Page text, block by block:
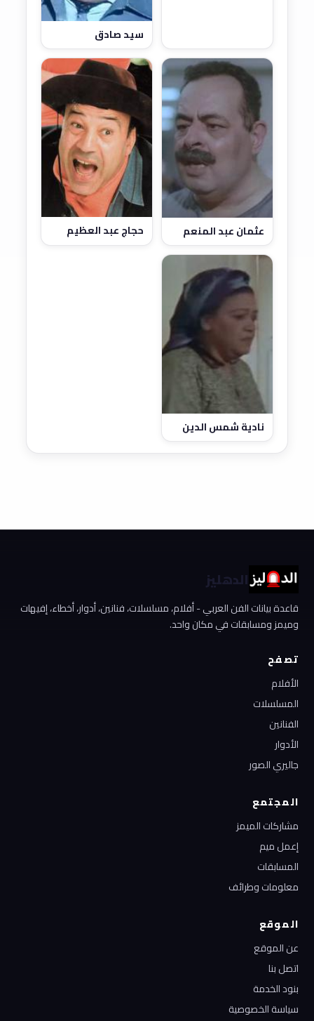
سيد صادق
عثمان عبد المنعم حجاج عبد العظيم
نادية شمس الدين
الدهليز
قاعدة بيانات الفن العربي - أفلام، مسلسلات، فنانين، أدوار، أخطاء، إفيهات
وميمز ومسابقات في مكان واحد.
تصفح
الأفلام
المسلسلات
الفنانين
الأدوار
جاليري الصور
المجتمع
مشاركات الميمز
إعمل ميم
المسابقات
معلومات وطرائف
الموقع
عن الموقع
اتصل بنا
بنود الخدمة
سياسة الخصوصية